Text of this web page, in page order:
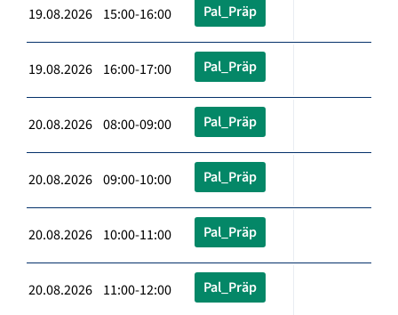
19.08.2026 15:00-16:00 Pal_Präp
19.08.2026 16:00-17:00 Pal_Präp
20.08.2026 08:00-09:00 Pal_Präp
20.08.2026 09:00-10:00 Pal_Präp
20.08.2026 10:00-11:00 Pal_Präp
20.08.2026 11:00-12:00 Pal_Präp